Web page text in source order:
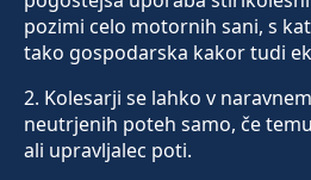
pozimi celo motornih sani, s
tako gospodarska kakor tudi
2. Kolesarji se lahko v
neutrjenih poteh samo, če
ali upravljalec poti.